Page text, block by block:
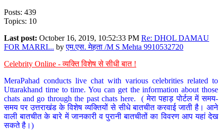
Posts: 439
Topics: 10
Last post: October 16, 2019, 10:52:33 PM Re: DHOL DAMAU
FOR MARRI... byएम.एस. मेहता /M S Mehta 9910532720
Celebrity Online - व्यक्ति विशेष से सीधी बात !
MeraPahad conducts live chat with various celebrities related to
Uttarakhand time to time. You can get the information about those
chats and go through the past chats here. ( मेरा पहाड़ पोर्टल में समय-
समय पर उत्तराखंड के विशेष व्यक्तियों से सीधे बातचीत करवाई जाती है। आने
वाली बातचीत के बारे में जानकारी व पुरानी बातचीतों का विवरण आप यहां देख
सकते है।)